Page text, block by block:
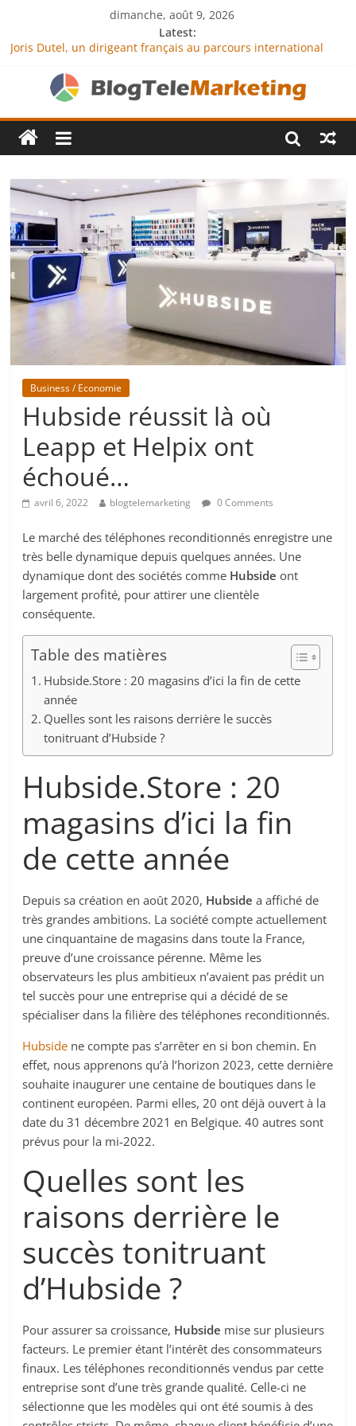
dimanche, août 9, 2026
Latest:
Joris Dutel, un dirigeant français au parcours international
Agria Assurance Animaux : comment l’entreprise se
démarque-t-elle de la concurrence ?
JCA Academy : l’excellence au service de l’indépendance
financière
Denis Bouclon : la diplomatie éducative comme moteur de
Next Terra International : des solutions logistiques au service
du commerce international
Business / Economie
Hubside réussit là où
Leapp et Helpix ont
échoué…
avril 6, 2022 blogtelemarketing 0 Comments
Le marché des téléphones reconditionnés enregistre une
très belle dynamique depuis quelques années. Une
dynamique dont des sociétés comme Hubside ont
largement profité, pour attirer une clientèle
conséquente.
Table des matières
Hubside.Store : 20 magasins d’ici la fin de cette
année
Quelles sont les raisons derrière le succès
tonitruant d’Hubside ?
Hubside.Store : 20
magasins d’ici la fin
de cette année
Depuis sa création en août 2020, Hubside a affiché de
très grandes ambitions. La société compte actuellement
une cinquantaine de magasins dans toute la France,
preuve d’une croissance pérenne. Même les
observateurs les plus ambitieux n’avaient pas prédit un
tel succès pour une entreprise qui a décidé de se
spécialiser dans la filière des téléphones reconditionnés.
Hubside ne compte pas s’arrêter en si bon chemin. En
effet, nous apprenons qu’à l’horizon 2023, cette dernière
souhaite inaugurer une centaine de boutiques dans le
continent européen. Parmi elles, 20 ont déjà ouvert à la
date du 31 décembre 2021 en Belgique. 40 autres sont
prévus pour la mi-2022.
Quelles sont les
raisons derrière le
succès tonitruant
d’Hubside ?
Pour assurer sa croissance, Hubside mise sur plusieurs
facteurs. Le premier étant l’intérêt des consommateurs
finaux. Les téléphones reconditionnés vendus par cette
entreprise sont d’une très grande qualité. Celle-ci ne
sélectionne que les modèles qui ont été soumis à des